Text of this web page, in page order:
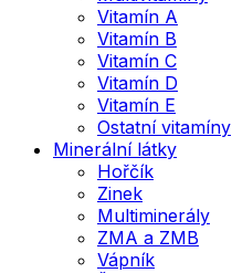
Vitamín A
Vitamín B
Vitamín C
Vitamín D
Vitamín E
Ostatní vitamíny
Minerální látky
Hořčík
Zinek
Multiminerály
ZMA a ZMB
Vápník